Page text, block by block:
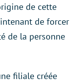
de cette
de forcer
de la personne
filiale créée